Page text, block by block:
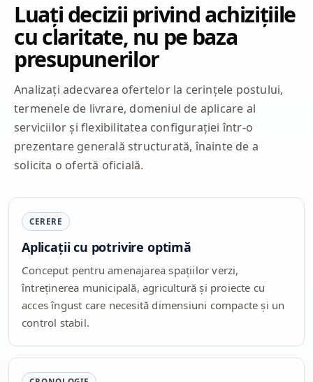
Luați decizii privind achizițiile
cu claritate, nu pe baza
presupunerilor
Analizați adecvarea ofertelor la cerințele postului,
termenele de livrare, domeniul de aplicare al
serviciilor și flexibilitatea configurației într-o
prezentare generală structurată, înainte de a
solicita o ofertă oficială.
CERERE
Aplicații cu potrivire optimă
Conceput pentru amenajarea spațiilor verzi,
întreținerea municipală, agricultură și proiecte cu
acces îngust care necesită dimensiuni compacte și un
control stabil.